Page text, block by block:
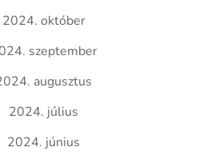
2024. október
szeptember
augusztus
2024. július
2024. június